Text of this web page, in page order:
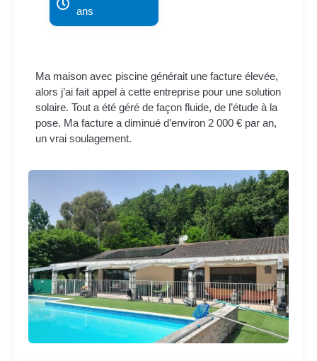
ans
Ma maison avec piscine générait une facture élevée,
alors j’ai fait appel à cette entreprise pour une solution
solaire. Tout a été géré de façon fluide, de l’étude à la
pose. Ma facture a diminué d’environ 2 000 € par an,
un vrai soulagement.